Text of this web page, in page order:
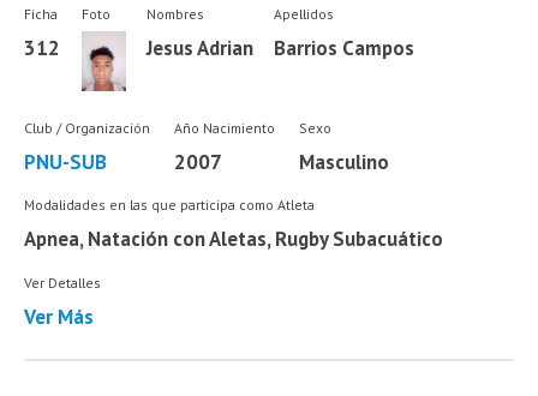
Ficha
312
Foto Nombres
Jesus Adrian
Apellidos
Barrios Campos
Club / Organización
PNU-SUB
Año Nacimiento
2007
Sexo
Masculino
Modalidades en las que participa como Atleta
Apnea, Natación con Aletas, Rugby Subacuático
Ver Detalles
Ver Más